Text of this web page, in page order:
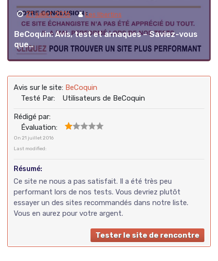
21 juillet 2016 Les libertins
BeCoquin: Avis, test et arnaques – Saviez-vous
que…
Avis sur le site: BeCoquin
Testé Par:
Utilisateurs de BeCoquin
Rédigé par:
Évaluation:
On 21 juillet 2016
Last modified:
Résumé:
Ce site ne nous a pas satisfait. Il a été très peu
performant lors de nos tests. Vous devriez plutôt
essayer un des sites recommandés dans notre liste.
Vous en aurez pour votre argent.
Tester le site de rencontre